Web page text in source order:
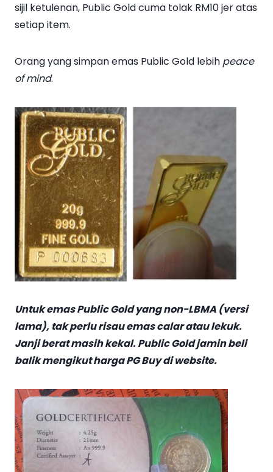
sijil ketulenan, Public Gold cuma tolak RM10 jer atas
setiap item.
Orang yang simpan emas Public Gold lebih peace
of mind.
Untuk emas Public Gold yang non-LBMA (versi
lama), tak perlu risau emas calar atau lekuk.
Janji berat masih kekal. Public Gold jamin beli
balik mengikut harga PG Buy di website.